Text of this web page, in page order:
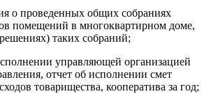
о проведенных общих собраниях
помещений в многоквартирном доме,
таких собраний;
управляющей организацией
отчет об исполнении смет
товарищества, кооператива за год;